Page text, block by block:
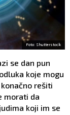
Foto: Shutterstock
se dan pun
koje mogu
rešiti
morati da
koji im se